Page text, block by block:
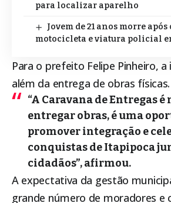
para localizar aparelho
Jovem de 21 anos morre
motocicleta e viatura policial
Para o prefeito Felipe Pinheiro, a
além da entrega de obras físicas.
“A Caravana de Entregas é
entregar obras, é uma
promover integração e
conquistas deItapipoca
cidadãos”, afirmou.
A expectativa da gestão
grande número de moradores e